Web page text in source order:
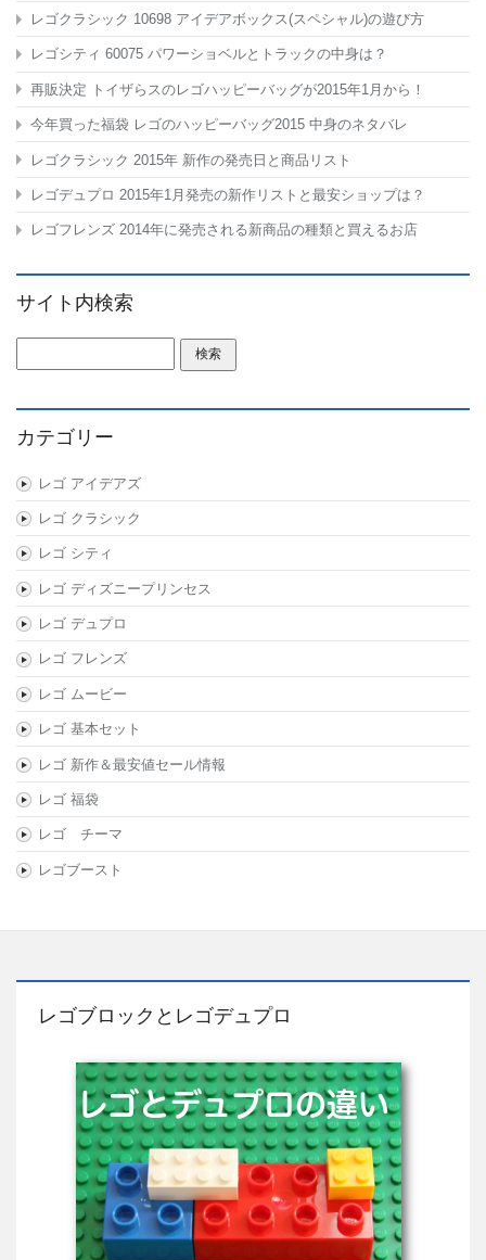
レゴクラシック 10698 アイデアボックス(スペシャル)の遊び方
レゴシティ 60075 パワーショベルとトラックの中身は？
再販決定 トイザらスのレゴハッピーバッグが2015年1月から！
今年買った福袋 レゴのハッピーバッグ2015 中身のネタバレ
レゴクラシック 2015年 新作の発売日と商品リスト
レゴデュプロ 2015年1月発売の新作リストと最安ショップは？
レゴフレンズ 2014年に発売される新商品の種類と買えるお店
サイト内検索
カテゴリー
レゴ アイデアズ
レゴ クラシック
レゴ シティ
レゴ ディズニープリンセス
レゴ デュプロ
レゴ フレンズ
レゴ ムービー
レゴ 基本セット
レゴ 新作＆最安値セール情報
レゴ 福袋
レゴ チーマ
レゴブースト
レゴブロックとレゴデュプロ